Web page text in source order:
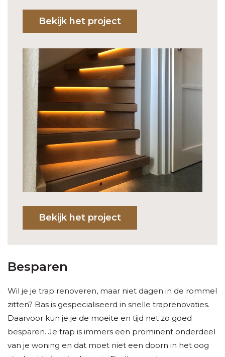
Bekijk het project
Bekijk het project
Besparen
Wil je je trap renoveren, maar niet dagen in de rommel
zitten? Bas is gespecialiseerd in snelle traprenovaties.
Daarvoor kun je je de moeite en tijd net zo goed
besparen. Je trap is immers een prominent onderdeel
van je woning en dat moet niet een doorn in het oog